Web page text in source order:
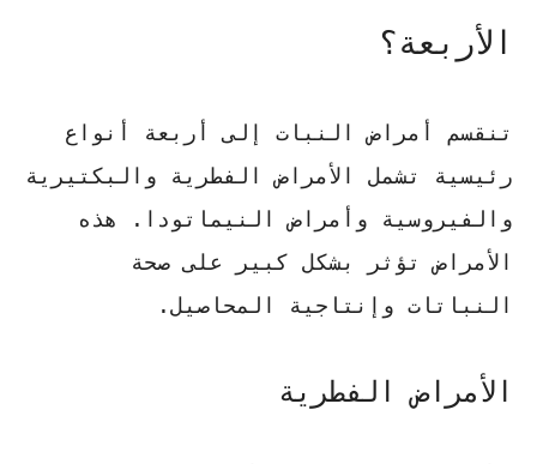
الأربعة؟
تنقسم أمراض النبات إلى أربعة أنواع
رئيسية تشمل الأمراض الفطرية والبكتيرية
والفيروسية وأمراض النيماتودا. هذه
الأمراض تؤثر بشكل كبير على صحة
النباتات وإنتاجية المحاصيل.
الأمراض الفطرية